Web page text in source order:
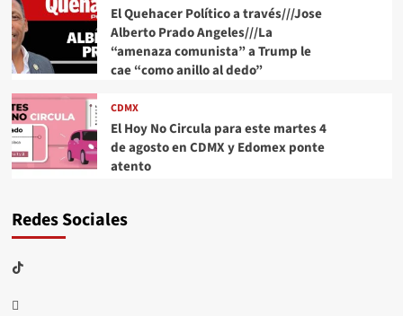
El Quehacer Político a través///Jose
Alberto Prado Angeles///La
“amenaza comunista” a Trump le
cae “como anillo al dedo”
CDMX
El Hoy No Circula para este martes 4
de agosto en CDMX y Edomex ponte
atento
Redes Sociales
TikTok
threads